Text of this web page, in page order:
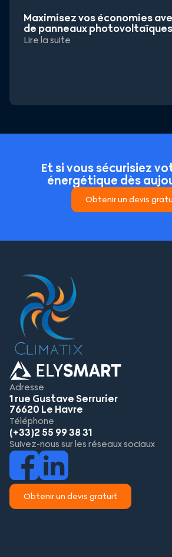
Maximisez vos économies
de panneaux photovoltaïques
Lire la suite
Et si vous sécurisiez
énergétique dès
Obtenir un devis
Adresse
1 rue Gustave Serrurier
76620 Le Havre
Téléphone
(+33)2 55 99 38 31
Suivez-nous sur les réseaux sociaux
Obtenir un devis gratuit